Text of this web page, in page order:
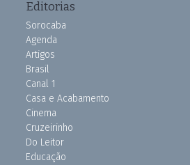
Editorias
Sorocaba
Agenda
Artigos
Brasil
Canal 1
Casa e Acabamento
Cinema
Cruzeirinho
Do Leitor
Educação